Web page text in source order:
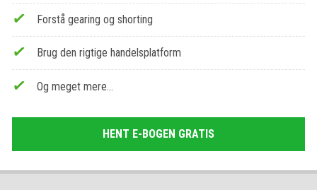
Forstå gearing og shorting
Brug den rigtige handelsplatform
Og meget mere…
HENT E-BOGEN GRATIS